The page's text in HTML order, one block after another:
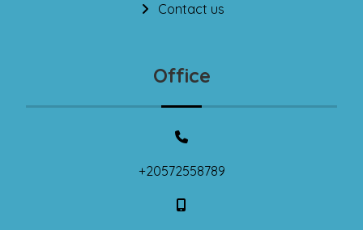
Contact us
Office
+20572558789